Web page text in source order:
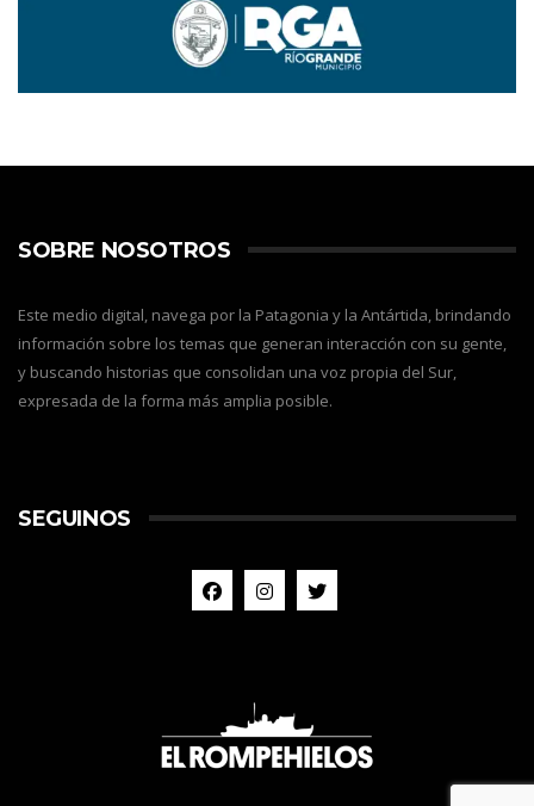
SOBRE NOSOTROS
Este medio digital, navega por la Patagonia y la Antártida, brindando
información sobre los temas que generan interacción con su gente,
y buscando historias que consolidan una voz propia del Sur,
expresada de la forma más amplia posible.
SEGUINOS